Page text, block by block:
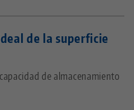
de la superficie
de almacenamiento